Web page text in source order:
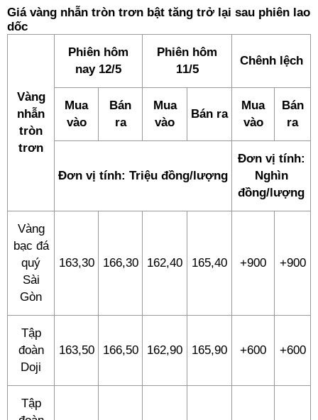
Giá vàng nhẫn tròn trơn bật tăng trở lại sau phiên lao
dốc
Vàng
nhẫn
tròn
trơn
Phiên hôm
nay 12/5
Phiên hôm
11/5
Chênh lệch
Mua
vào
Bán
ra
Mua
vào
Bán ra
Mua
vào
Bán
ra
Đơn vị tính: Triệu đồng/lượng
Đơn vị tính:
Nghìn
đồng/lượng
Vàng
bạc đá
quý
Sài
Gòn
163,30 166,30 162,40 165,40 +900 +900
Tập
đoàn
Doji
163,50 166,50 162,90 165,90 +600 +600
Tập